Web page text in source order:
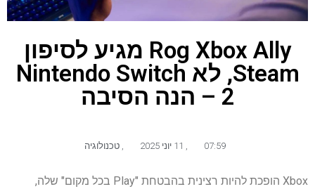
Rog Xbox Ally מגיע לסיפון
Steam, לא Nintendo Switch
2 – הנה הסיבה
07:59 טכנולוגיה
Xbox הופכת להיות רצינית בהבטחת "Play בכל מקום" שלה,